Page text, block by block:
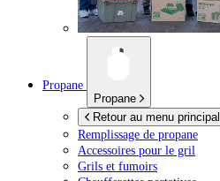
Propane
Propane
Retour au menu principal
Remplissage de propane
Accessoires pour le gril
Grils et fumoirs